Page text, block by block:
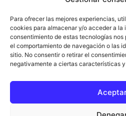
Para ofrecer las mejores experiencias,
cookies para almacenar y/o acceder a la
consentimiento de estas tecnologías
el comportamiento de navegación o las
sitio. No consentir o retirar el
negativamente a ciertas características
Contáctanos:
Equipo de 103